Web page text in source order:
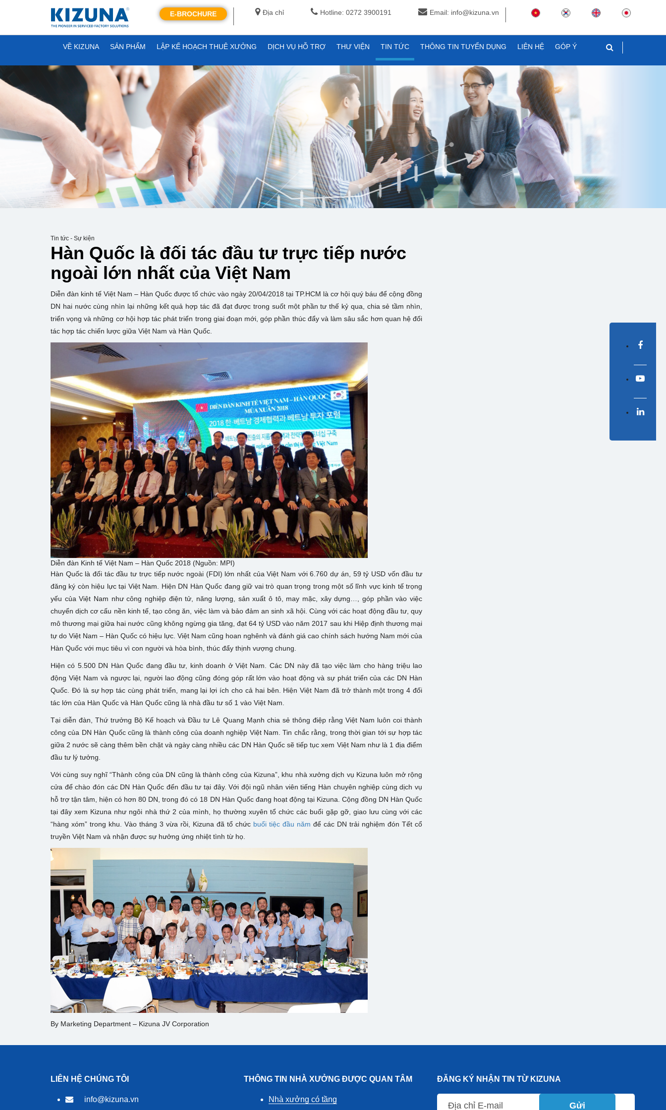
Địa chỉ Hotline: 0272 3900191 Email: info@kizuna.vn
E-BROCHURE
VỀ KIZUNA SẢN PHẨM LẬP KẾ HOẠCH THUÊ XƯỞNG DỊCH VỤ HỖ TRỢ THƯ VIỆN TIN TỨC THÔNG TIN TUYỂN DỤNG LIÊN HỆ GÓP Ý
Tin tức - Sự kiện
Hàn Quốc là đối tác đầu tư trực tiếp nước
ngoài lớn nhất của Việt Nam
Diễn đàn kinh tế Việt Nam – Hàn Quốc được tổ chức vào ngày 20/04/2018 tại TP.HCM là cơ hội quý báu để cộng đồng
DN hai nước cùng nhìn lại những kết quả hợp tác đã đạt được trong suốt một phần tư thế kỷ qua, chia sẻ tầm nhìn,
triển vọng và những cơ hội hợp tác phát triển trong giai đoạn mới, góp phần thúc đẩy và làm sâu sắc hơn quan hệ đối
tác hợp tác chiến lược giữa Việt Nam và Hàn Quốc.
Diễn đàn Kinh tế Việt Nam – Hàn Quốc 2018 (Nguồn: MPI)
Hàn Quốc là đối tác đầu tư trực tiếp nước ngoài (FDI) lớn nhất của Việt Nam với 6.760 dự án, 59 tỷ USD vốn đầu tư
đăng ký còn hiệu lực tại Việt Nam. Hiện DN Hàn Quốc đang giữ vai trò quan trọng trong một số lĩnh vực kinh tế trọng
yếu của Việt Nam như công nghiệp điện tử, năng lượng, sản xuất ô tô, may mặc, xây dựng…, góp phần vào việc
chuyển dịch cơ cấu nền kinh tế, tạo công ăn, việc làm và bảo đảm an sinh xã hội. Cùng với các hoạt động đầu tư, quy
mô thương mại giữa hai nước cũng không ngừng gia tăng, đạt 64 tỷ USD vào năm 2017 sau khi Hiệp định thương mại
tự do Việt Nam – Hàn Quốc có hiệu lực. Việt Nam cũng hoan nghênh và đánh giá cao chính sách hướng Nam mới của
Hàn Quốc với mục tiêu vì con người và hòa bình, thúc đẩy thịnh vượng chung.
Hiện có 5.500 DN Hàn Quốc đang đầu tư, kinh doanh ở Việt Nam. Các DN này đã tạo việc làm cho hàng triệu lao
động Việt Nam và ngược lại, người lao động cũng đóng góp rất lớn vào hoạt động và sự phát triển của các DN Hàn
Quốc. Đó là sự hợp tác cùng phát triển, mang lại lợi ích cho cả hai bên. Hiện Việt Nam đã trở thành một trong 4 đối
tác lớn của Hàn Quốc và Hàn Quốc cũng là nhà đầu tư số 1 vào Việt Nam.
Tại diễn đàn, Thứ trưởng Bộ Kế hoạch và Đầu tư Lê Quang Mạnh chia sẻ thông điệp rằng Việt Nam luôn coi thành
công của DN Hàn Quốc cũng là thành công của doanh nghiệp Việt Nam. Tin chắc rằng, trong thời gian tới sự hợp tác
giữa 2 nước sẽ càng thêm bền chặt và ngày càng nhiều các DN Hàn Quốc sẽ tiếp tục xem Việt Nam như là 1 địa điểm
đầu tư lý tưởng.
Với cùng suy nghĩ “Thành công của DN cũng là thành công của Kizuna”, khu nhà xưởng dịch vụ Kizuna luôn mở rộng
cửa để chào đón các DN Hàn Quốc đến đầu tư tại đây. Với đội ngũ nhân viên tiếng Hàn chuyên nghiệp cùng dịch vụ
hỗ trợ tận tâm, hiện có hơn 80 DN, trong đó có 18 DN Hàn Quốc đang hoạt động tại Kizuna. Cộng đồng DN Hàn Quốc
tại đây xem Kizuna như ngôi nhà thứ 2 của mình, họ thường xuyên tổ chức các buổi gặp gỡ, giao lưu cùng với các
“hàng xóm” trong khu. Vào tháng 3 vừa rồi, Kizuna đã tổ chức buổi tiệc đầu năm để các DN trải nghiệm đón Tết cổ
truyền Việt Nam và nhận được sự hưởng ứng nhiệt tình từ họ.
By Marketing Department – Kizuna JV Corporation
LIÊN HỆ CHÚNG TÔI
info@kizuna.vn
THÔNG TIN NHÀ XƯỞNG ĐƯỢC QUAN TÂM
Nhà xưởng có tầng
ĐĂNG KÝ NHẬN TIN TỪ KIZUNA
Gửi